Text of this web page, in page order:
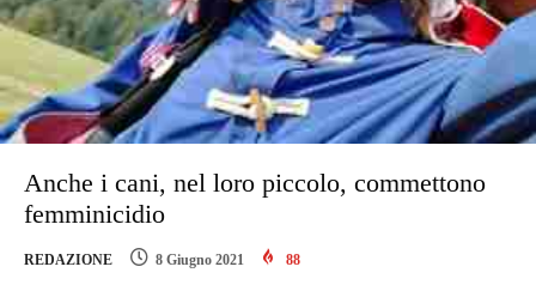
Anche i cani, nel loro piccolo, commettono
femminicidio
REDAZIONE 8 Giugno 2021 88